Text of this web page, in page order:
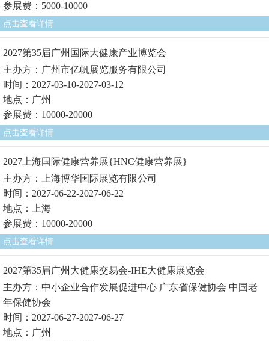
参展费：5000-10000
点击查看详情
2027第35届广州国际大健康产业博览会
主办方：广州市亿帆展览服务有限公司
时间：2027-03-10-2027-03-12
地点：广州
参展费：10000-20000
点击查看详情
2027上海国际健康营养展{HNC健康营养展}
主办方：上海博华国际展览有限公司
时间：2027-06-22-2027-06-22
地点：上海
参展费：10000-20000
点击查看详情
2027第35届广州大健康交易会-IHE大健康展览会
主办方：中小企业合作发展促进中心 广东省保健协会 中国老
年保健协会
时间：2027-06-27-2027-06-27
地点：广州